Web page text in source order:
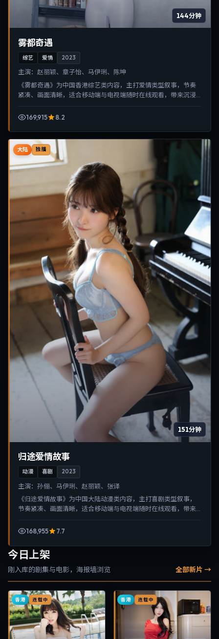
144分钟
雾都奇遇
综艺 爱情 2023
主演： 赵丽颖、章子怡、马伊琍、陈坤
《雾都奇遇》为中国香港综艺类内容，主打爱情类型叙事，节奏
紧凑、画面清晰，适合移动端与电视端随时在线观看，带来沉浸
169,915
8.2
大陆 独播
151分钟
归途爱情故事
动漫 喜剧 2023
主演： 孙俪、马伊琍、赵丽颖、张译
《归途爱情故事》为中国大陆动漫类内容，主打喜剧类型叙事，
节奏紧凑、画面清晰，适合移动端与电视端随时在线观看，带来
168,955
7.7
今日上架
刚入库的剧集与电影，海报墙浏览 全部新片 →
香港 连载中 香港 连载中